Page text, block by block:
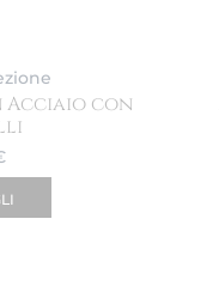
con